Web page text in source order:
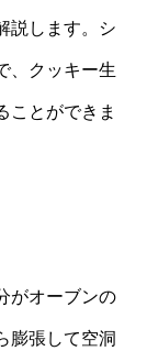
説します。シ
、クッキー生
ことができま
がオーブンの
膨張して空洞